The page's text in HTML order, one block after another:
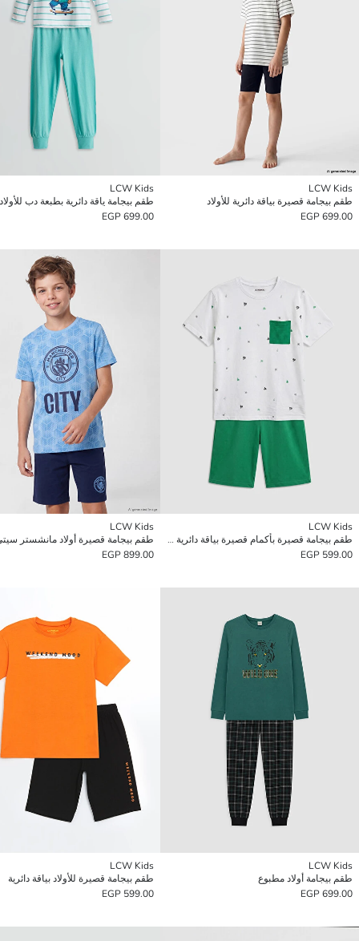
LCW Kids
طقم بيجامة قصيرة بياقة دائرية للأولاد
699.00 EGP
LCW Kids
طقم بيجامة ياقة دائرية بطبعة دب للأولاد
699.00 EGP
LCW Kids
طقم بيجامة قصيرة بأكمام قصيرة بياقة دائرية للأولاد
599.00 EGP
LCW Kids
طقم بيجامة قصيرة أولاد مانشستر
899.00 EGP
LCW Kids
طقم بيجامة أولاد مطبوع
699.00 EGP
LCW Kids
طقم بيجامة قصيرة للأولاد بياقة دائرية
599.00 EGP